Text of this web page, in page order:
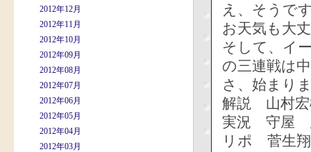
2012年12月
2012年11月
2012年10月
2012年09月
2012年08月
2012年07月
2012年06月
2012年05月
2012年04月
2012年03月
え、そうで
お天気も大
そして、イ
の三連戦は
さ、始まり
解説 山村宏
実況 守屋
リポ 菅生